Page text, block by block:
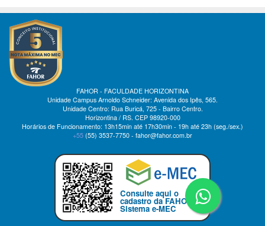
FAHOR - FACULDADE HORIZONTINA
Unidade Campus Arnoldo Schneider: Avenida dos Ipês, 565.
Unidade Centro: Rua Buricá, 725 - Bairro Centro.
Horizontina / RS. CEP 98920-000
Horários de Funcionamento: 13h15min até 17h30min - 19h até 23h (seg./sex.)
+55 (55) 3537-7750 - fahor@fahor.com.br
Consulte aqui o
cadastro da FAHOR no
Sistema e-MEC